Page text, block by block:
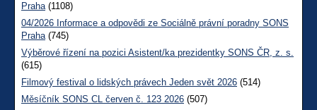
Praha(1108)
04/2026 Informace a odpovědi ze Sociálně právní poradny SONS
Praha(745)
Výběrové řízení na pozici Asistent/ka prezidentky SONS ČR, z. s.
(615)
Filmový festival o lidských právech Jeden svět 2026 (514)
Měsíčník SONS CL červen č. 123 2026 (507)